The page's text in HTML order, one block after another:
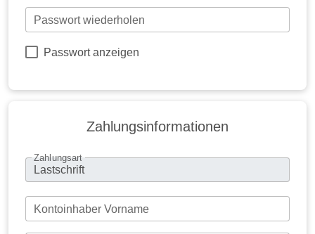
Passwort wiederholen
Passwort anzeigen
Zahlungsinformationen
Zahlungsart
Kontoinhaber Vorname